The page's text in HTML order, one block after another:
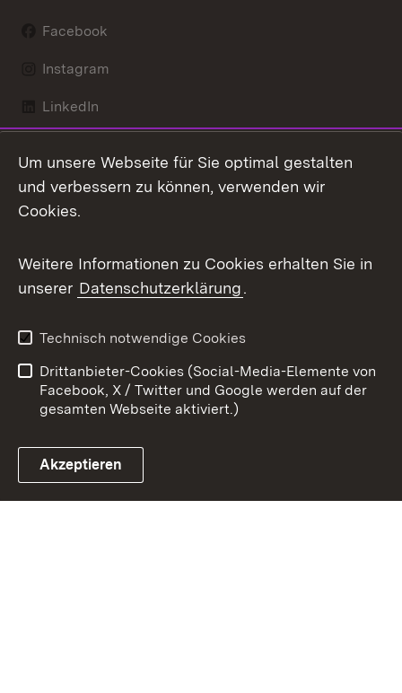
Facebook
Instagram
LinkedIn
X / Twitter
Youtube
Link zum Landesportal
Kontakt
Datenschutz
Barrierefreiheit
Impressum
Cookies
Um unsere Webseite für Sie optimal gestalten
und verbessern zu können, verwenden wir
Cookies.
Weitere Informationen zu Cookies erhalten Sie in
unserer Datenschutzerklärung.
Technisch notwendige Cookies
Drittanbieter-Cookies (Social-Media-Elemente von
Facebook, X / Twitter und Google werden auf der
gesamten Webseite aktiviert.)
Akzeptieren